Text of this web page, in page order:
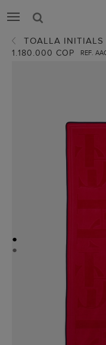
TOALLA INITIALS
1.180.000 COP REF.
●
●